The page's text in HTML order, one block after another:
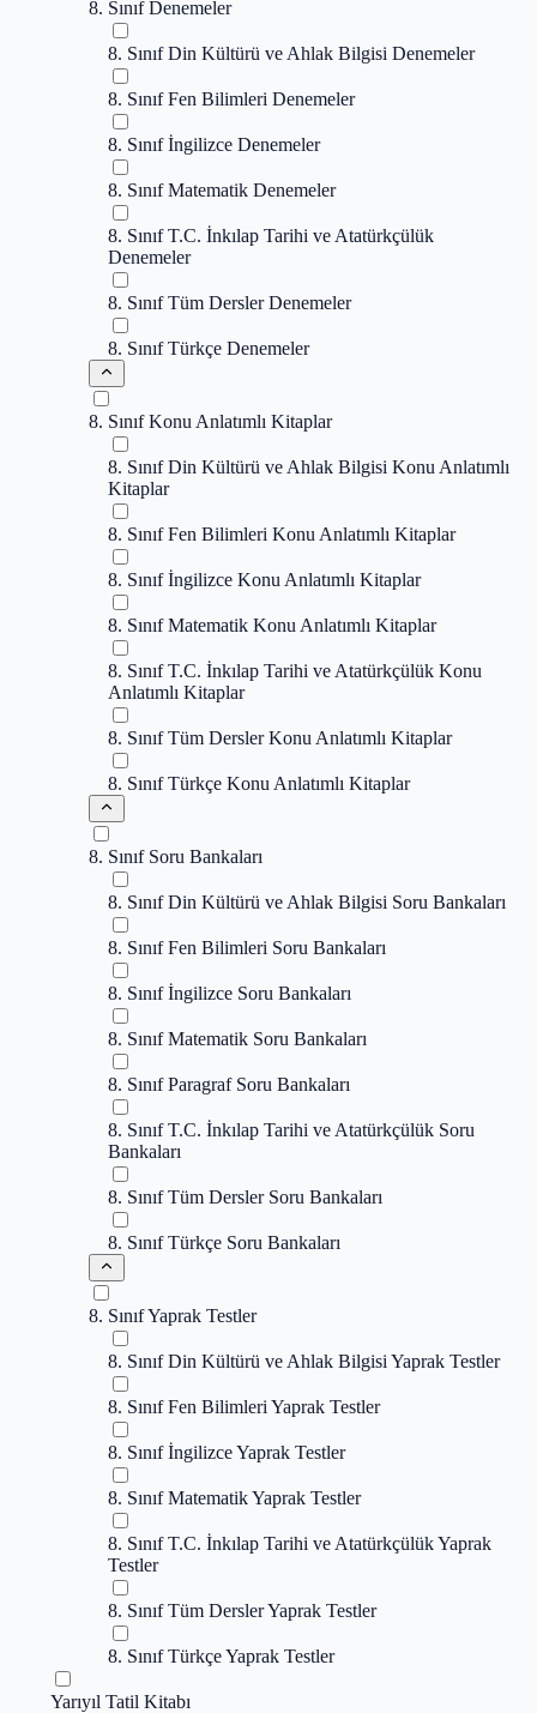
8. Sınıf Denemeler
8. Sınıf Din Kültürü ve Ahlak Bilgisi Denemeler
8. Sınıf Fen Bilimleri Denemeler
8. Sınıf İngilizce Denemeler
8. Sınıf Matematik Denemeler
8. Sınıf T.C. İnkılap Tarihi ve Atatürkçülük
Denemeler
8. Sınıf Tüm Dersler Denemeler
8. Sınıf Türkçe Denemeler
8. Sınıf Konu Anlatımlı Kitaplar
8. Sınıf Din Kültürü ve Ahlak Bilgisi Konu Anlatımlı
Kitaplar
8. Sınıf Fen Bilimleri Konu Anlatımlı Kitaplar
8. Sınıf İngilizce Konu Anlatımlı Kitaplar
8. Sınıf Matematik Konu Anlatımlı Kitaplar
8. Sınıf T.C. İnkılap Tarihi ve Atatürkçülük Konu
Anlatımlı Kitaplar
8. Sınıf Tüm Dersler Konu Anlatımlı Kitaplar
8. Sınıf Türkçe Konu Anlatımlı Kitaplar
8. Sınıf Soru Bankaları
8. Sınıf Din Kültürü ve Ahlak Bilgisi Soru Bankaları
8. Sınıf Fen Bilimleri Soru Bankaları
8. Sınıf İngilizce Soru Bankaları
8. Sınıf Matematik Soru Bankaları
8. Sınıf Paragraf Soru Bankaları
8. Sınıf T.C. İnkılap Tarihi ve Atatürkçülük Soru
Bankaları
8. Sınıf Tüm Dersler Soru Bankaları
8. Sınıf Türkçe Soru Bankaları
8. Sınıf Yaprak Testler
8. Sınıf Din Kültürü ve Ahlak Bilgisi Yaprak Testler
8. Sınıf Fen Bilimleri Yaprak Testler
8. Sınıf İngilizce Yaprak Testler
8. Sınıf Matematik Yaprak Testler
8. Sınıf T.C. İnkılap Tarihi ve Atatürkçülük Yaprak
Testler
8. Sınıf Tüm Dersler Yaprak Testler
8. Sınıf Türkçe Yaprak Testler
Yarıyıl Tatil Kitabı